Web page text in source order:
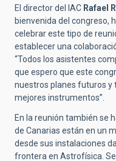
El director del IAC Rafael
bienvenida del congreso,
celebrar este tipo de
establecer una
“Todos los asistentes
que espero que este
nuestros planes futuros y
mejores instrumentos”.
En la reunión también se
de Canarias están en un
desde sus instalaciones
frontera en Astrofísica.